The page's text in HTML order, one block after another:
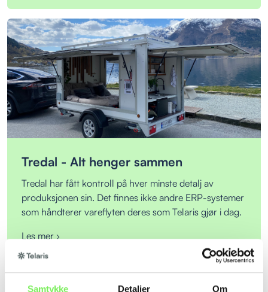
Samtykke Detaljer Om
Tredal - Alt henger sammen
Tredal har fått kontroll på hver minste detalj av
produksjonen sin. Det finnes ikke andre ERP-systemer
som håndterer vareflyten deres som Telaris gjør i dag.
Les mer ›